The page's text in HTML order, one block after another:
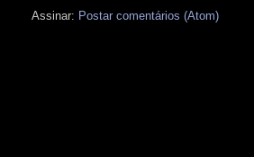
Assinar: Postar comentários (Atom)